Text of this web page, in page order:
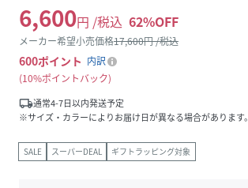
6,600円 /税込 62%OFF
メーカー希望小売価格17,600円 /税込
600ポイント 内訳
10%ポイントバック
local_shipping通常4-7日以内発送予定
※サイズ・カラーによりお届け日が異なる場合があります。
SALE スーパーDEAL ギフトラッピング対象